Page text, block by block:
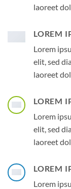
laoreet
LOREM
Lorem
elit, sed
laoreet
LOREM
Lorem
elit, sed
laoreet
LOREM
Lorem